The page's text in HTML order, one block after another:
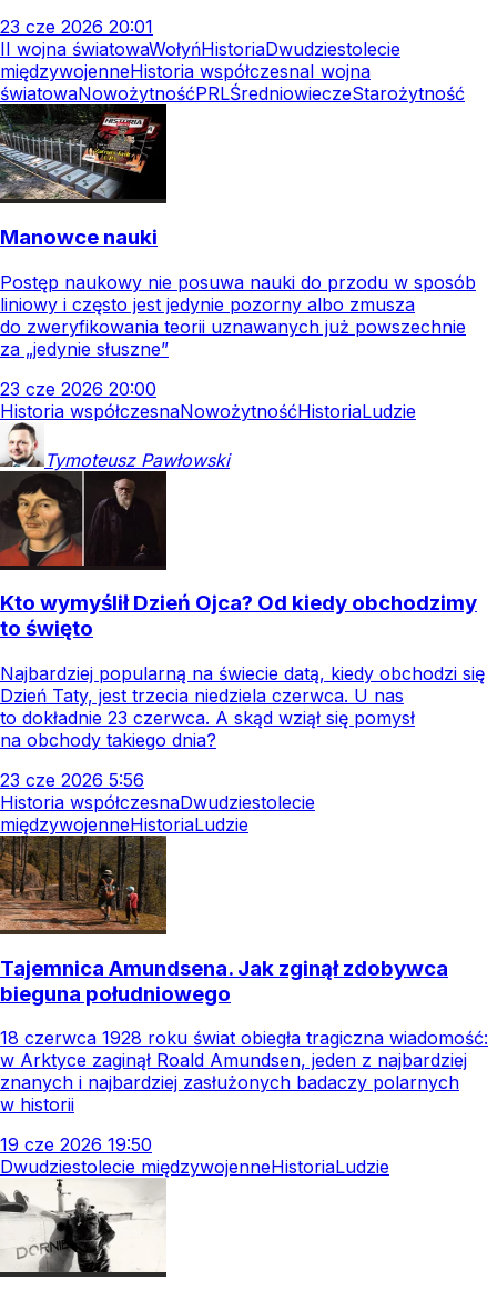
23 cze 2026 20:01
II wojna światowaWołyńHistoriaDwudziestolecie
międzywojenneHistoria współczesnaI wojna
światowaNowożytnośćPRLŚredniowieczeStarożytność
Manowce nauki
Postęp naukowy nie posuwa nauki do przodu w sposób
liniowy i często jest jedynie pozorny albo zmusza
do zweryfikowania teorii uznawanych już powszechnie
za „jedynie słuszne”
23 cze 2026 20:00
Historia współczesnaNowożytnośćHistoriaLudzie
Tymoteusz Pawłowski
Kto wymyślił Dzień Ojca? Od kiedy obchodzimy
to święto
Najbardziej popularną na świecie datą, kiedy obchodzi się
Dzień Taty, jest trzecia niedziela czerwca. U nas
to dokładnie 23 czerwca. A skąd wziął się pomysł
na obchody takiego dnia?
23 cze 2026 5:56
Historia współczesnaDwudziestolecie
międzywojenneHistoriaLudzie
Tajemnica Amundsena. Jak zginął zdobywca
bieguna południowego
18 czerwca 1928 roku świat obiegła tragiczna wiadomość:
w Arktyce zaginął Roald Amundsen, jeden z najbardziej
znanych i najbardziej zasłużonych badaczy polarnych
w historii
19 cze 2026 19:50
Dwudziestolecie międzywojenneHistoriaLudzie